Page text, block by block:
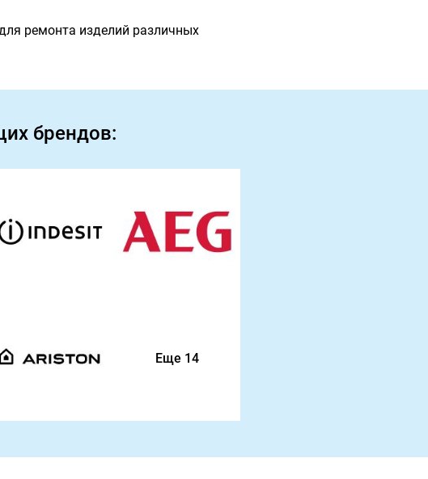
ремонта изделий различных
брендов:
Еще 14